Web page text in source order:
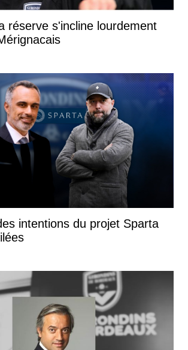
réserve s'incline lourdement
intentions du projet Sparta